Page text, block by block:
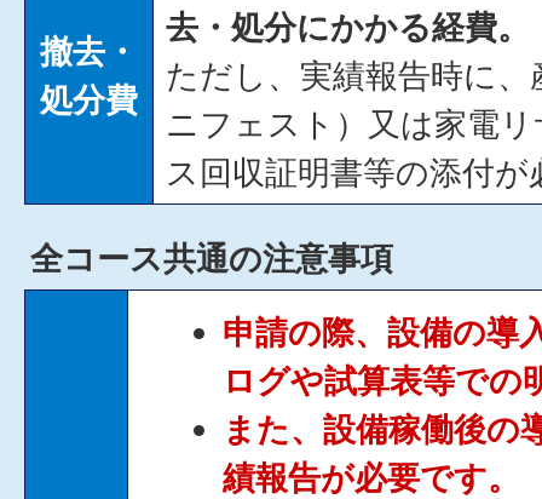
撤去・
処分費
去・処分にかかる経費。
ただし、実績報告時に
ニフェスト）又は家電
ス回収証明書等の添付が
全コース共通の注意事項
申請の際、設備の導
ログや試算表等での
また、設備稼働後の
績報告が必要です。